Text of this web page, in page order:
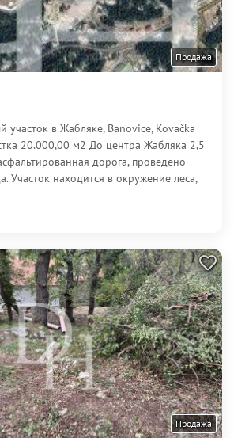
Продажа
участок в Жабляке, Banovice, Kovačka
20.000,00 м2 До центра Жабляка 2,5
дорога, проведено
Участок находится в окружение леса,
Продажа